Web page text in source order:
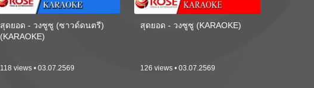
สุดยอด - วงซูซู (ซาวด์ดนตรี)
(KARAOKE)
118 views • 03.07.2569
สุดยอด - วงซูซู (KARAOKE)
126 views • 03.07.2569